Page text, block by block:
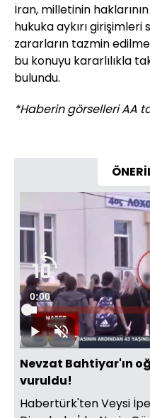
İran, milletinin
hukuka aykırı
zararların tazmin
bu konuyu kararlılıkla
bulundu.
*Haberin görselleri AA
OynatSesi
Aç
Süre
0:00
Yüklendi:
3.81%
Nevzat Bahtiyar'ın
vuruldu!
Habertürk'ten Veysi